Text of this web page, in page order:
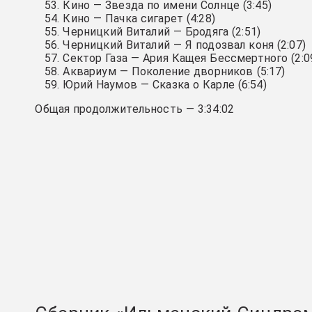
Кино — Звезда по имени Солнце (3:45)
Кино — Пачка сигарет (4:28)
Черницкий Виталий — Бродяга (2:51)
Черницкий Виталий — Я подозвал коня (2:07)
Сектор Газа — Ария Кащея Бессмертного
Аквариум — Поколение дворников (5:17)
Юрий Наумов — Сказка о Карле (6:54)
Общая продолжительность — 3:34:02